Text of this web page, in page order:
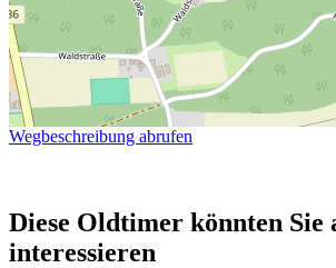
Wegbeschreibung abrufen
Diese Oldtimer könnten Sie
interessieren